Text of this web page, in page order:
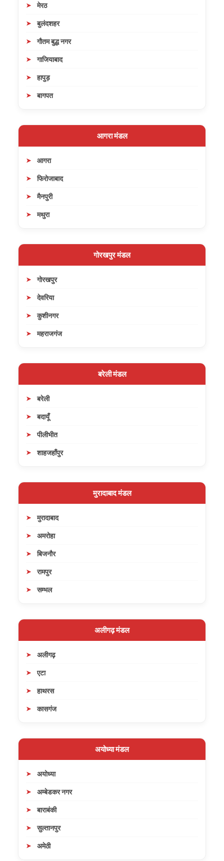
मेरठ
बुलंदशहर
गौतम बुद्ध नगर
गाजियाबाद
हापुड़
बागपत
आगरा मंडल
आगरा
फिरोजाबाद
मैनपुरी
मथुरा
गोरखपुर मंडल
गोरखपुर
देवरिया
कुशीनगर
महराजगंज
बरेली मंडल
बरेली
बदायूँ
पीलीभीत
शाहजहाँपुर
मुरादाबाद मंडल
मुरादाबाद
अमरोहा
बिजनौर
रामपुर
सम्भल
अलीगढ़ मंडल
अलीगढ़
एटा
हाथरस
कासगंज
अयोध्या मंडल
अयोध्या
अम्बेडकर नगर
बाराबंकी
सुल्तानपुर
अमेठी